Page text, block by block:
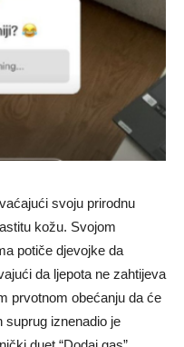
svoju prirodnu
kožu. Svojom
potiče djevojke da
da ljepota ne zahtijeva
prvotnom obećanju da će
suprug iznenadio je